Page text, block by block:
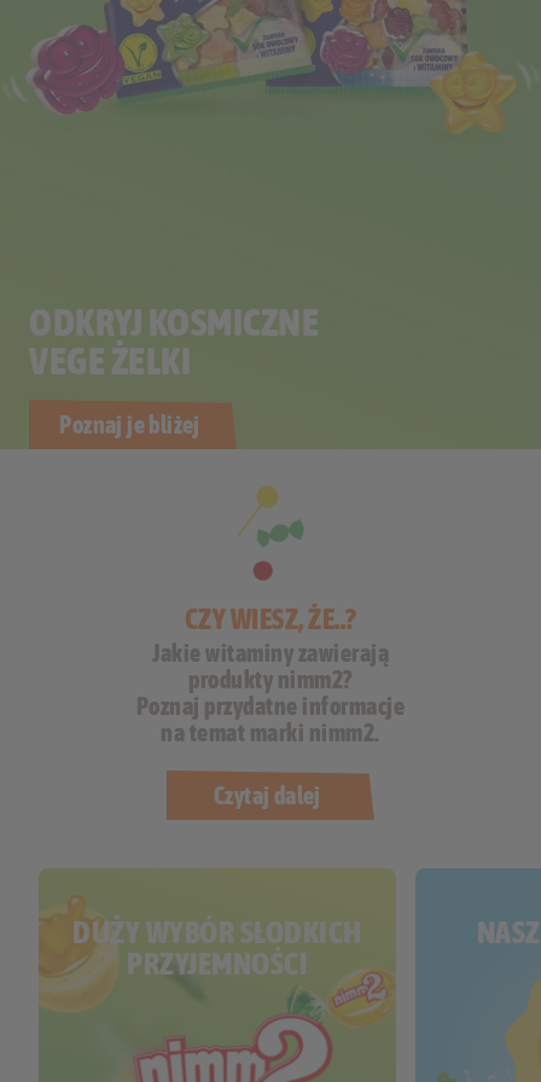
ODKRYJ KOSMICZNE
VEGE ŻELKI
Poznaj je bliżej
CZY WIESZ, ŻE..?
Jakie witaminy zawierają
produkty nimm2?
Poznaj przydatne informacje
na temat marki nimm2.
Czytaj dalej
DUŻY WYBÓR SŁODKICH
PRZYJEMNOŚCI